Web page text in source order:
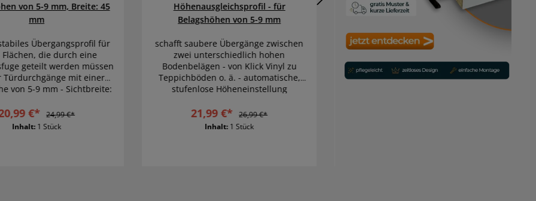
von 5-9 mm, Breite: 45
mm
Übergangsprofil für
Flächen, die durch eine
geteilt werden müssen
Türdurchgänge mit einer
von 5-9 mm - Sichtbreite:
€* 24,99 €*
Inhalt: 1 Stück
Höhenausgleichsprofil - für
Belagshöhen von 5-9 mm
schafft saubere Übergänge zwischen
zwei unterschiedlich hohen
Bodenbelägen - von Klick Vinyl zu
Teppichböden o. ä. - automatische,
stufenlose Höheneinstellung
21,99 €*
26,99 €*
Inhalt: 1 Stück
für Belagshöhen von 5-9 mm
3-teiliges Aluminium
gleicht Höhenunterschiede bis zu 4
mm problemlos aus